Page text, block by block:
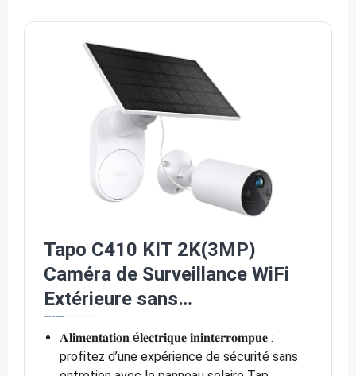
Tapo C410 KIT 2K(3MP)
Caméra de Surveillance WiFi
Extérieure sans…
𝐀𝐥𝐢𝐦𝐞𝐧𝐭𝐚𝐭𝐢𝐨𝐧 é𝐥𝐞𝐜𝐭𝐫𝐢𝐪𝐮𝐞 𝐢𝐧𝐢𝐧𝐭𝐞𝐫𝐫𝐨𝐦𝐩𝐮𝐞 :
profitez d’une expérience de sécurité sans